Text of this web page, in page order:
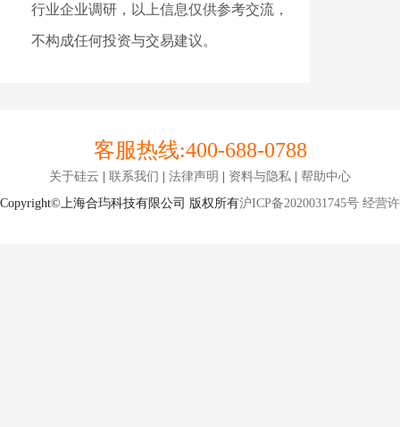
行业企业调研，以上信息仅供参考交流，
不构成任何投资与交易建议。
客服热线:400-688-0788
关于硅云 | 联系我们 | 法律声明 | 资料与隐私 | 帮助中心
Copyright©上海合玙科技有限公司 版权所有沪ICP备2020031745号 经营